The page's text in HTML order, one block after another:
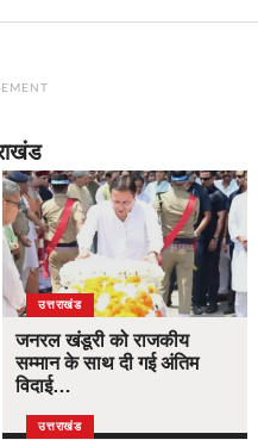
उत्तराखंड
जनरल खंडूरी को राजकीय
सम्मान के साथ दी गई अंतिम
विदाई…
उत्तराखंड